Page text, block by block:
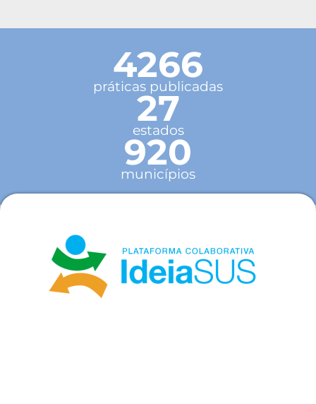
4266
práticas publicadas
27
estados
920
municípios